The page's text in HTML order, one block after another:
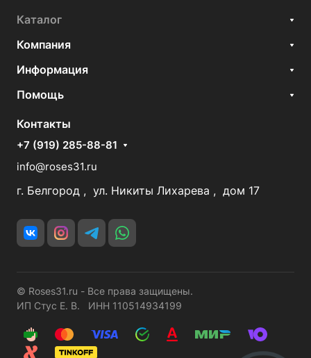
Каталог
Компания
Информация
Помощь
Контакты
+7 (919) 285-88-81
info@roses31.ru
г. Белгород , ул. Никиты Лихарева , дом 17
© Roses31.ru - Все права защищены.
ИП Стус Е. В. ИНН 110514934199